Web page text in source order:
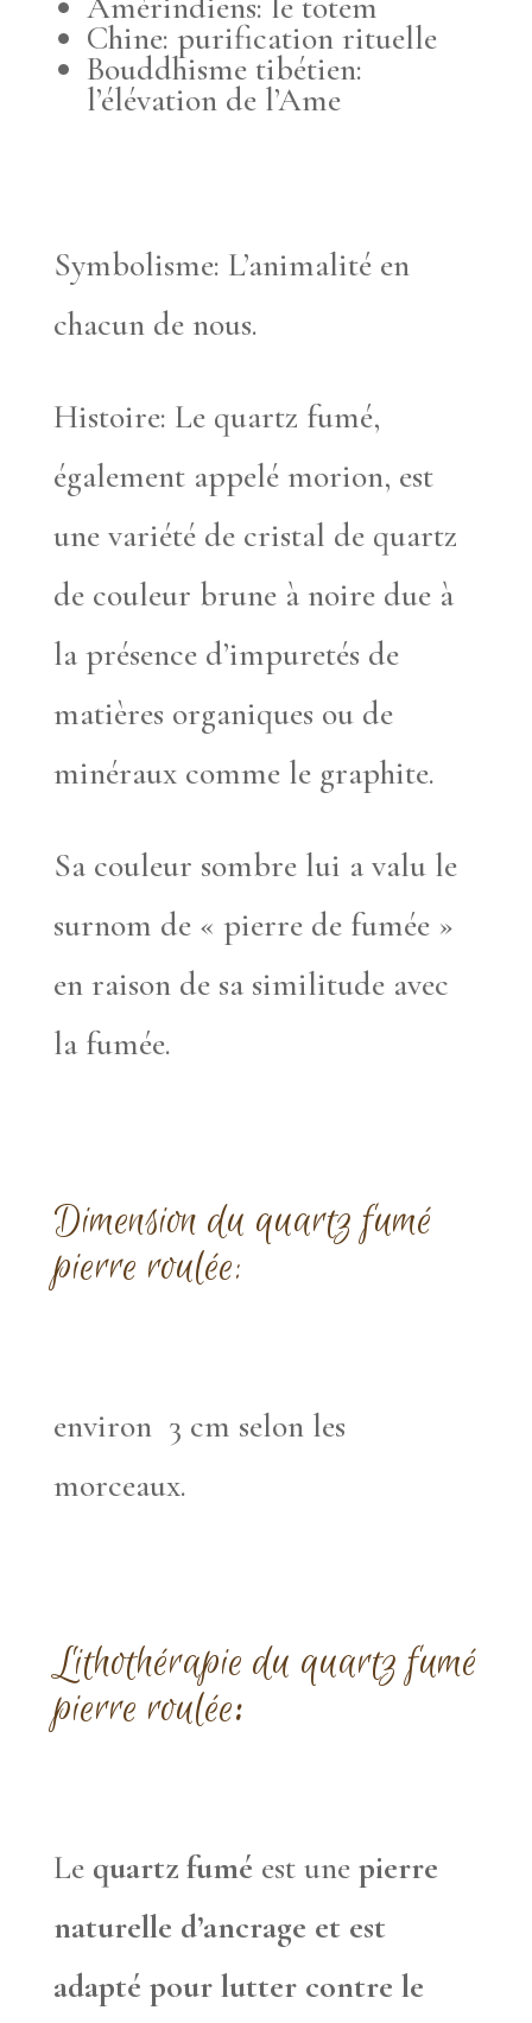
Chine: purification rituelle
Bouddhisme tibétien:
l’élévation de l’Ame
Symbolisme: L’animalité en
chacun de nous.
Histoire: Le quartz fumé,
également appelé morion, est
une variété de cristal de quartz
de couleur brune à noire due à
la présence d’impuretés de
matières organiques ou de
minéraux comme le graphite.
Sa couleur sombre lui a valu le
surnom de « pierre de fumée »
en raison de sa similitude avec
la fumée.
Dimension du quartz fumé
pierre roulée:
environ 3 cm selon les
morceaux.
Lithothérapie du quartz fumé
pierre roulée:
Le quartz fumé est unepierre
naturelle d’ancrage et est
adapté pour lutter contre le